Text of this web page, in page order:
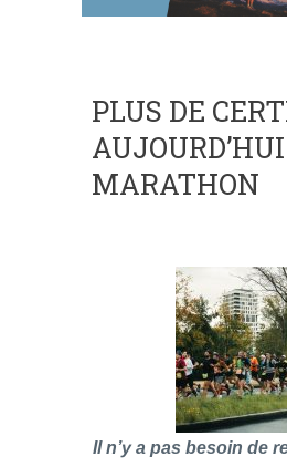
PLUS DE
MARATHON
Il n’y a pas besoin de